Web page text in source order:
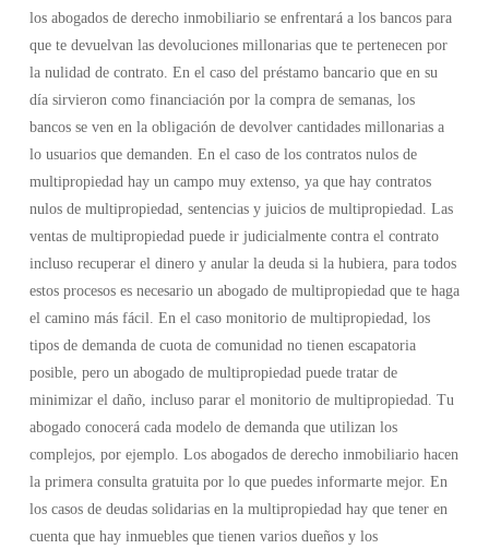
los abogados de derecho inmobiliario se enfrentará a los bancos para
que te devuelvan las devoluciones millonarias que te pertenecen por
la nulidad de contrato. En el caso del préstamo bancario que en su
día sirvieron como financiación por la compra de semanas, los
bancos se ven en la obligación de devolver cantidades millonarias a
lo usuarios que demanden. En el caso de los contratos nulos de
multipropiedad hay un campo muy extenso, ya que hay contratos
nulos de multipropiedad, sentencias y juicios de multipropiedad. Las
ventas de multipropiedad puede ir judicialmente contra el contrato
incluso recuperar el dinero y anular la deuda si la hubiera, para todos
estos procesos es necesario un abogado de multipropiedad que te haga
el camino más fácil. En el caso monitorio de multipropiedad, los
tipos de demanda de cuota de comunidad no tienen escapatoria
posible, pero un abogado de multipropiedad puede tratar de
minimizar el daño, incluso parar el monitorio de multipropiedad. Tu
abogado conocerá cada modelo de demanda que utilizan los
complejos, por ejemplo. Los abogados de derecho inmobiliario hacen
la primera consulta gratuita por lo que puedes informarte mejor. En
los casos de deudas solidarias en la multipropiedad hay que tener en
cuenta que hay inmuebles que tienen varios dueños y los